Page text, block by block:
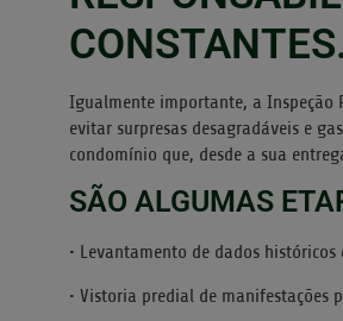
Igualmente importante, a Inspeção
evitar surpresas desagradáveis e
condomínio que, desde a sua
SÃO ALGUMAS
• Levantamento de dados históricos
• Vistoria predial de manifestações